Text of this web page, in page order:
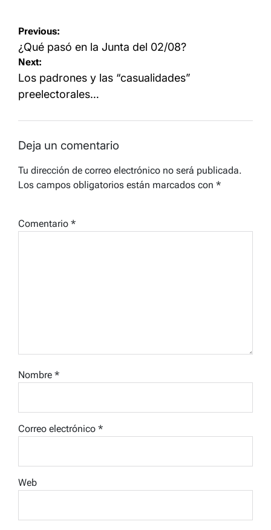
Navegación
de
entradas
Previous:
¿Qué pasó en la Junta del 02/08?
Next:
Los padrones y las “casualidades”
preelectorales…
Deja un comentario
Tu dirección de correo electrónico no será publicada.
Los campos obligatorios están marcados con *
Comentario *
Nombre *
Correo electrónico *
Web